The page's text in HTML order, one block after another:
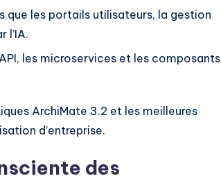
que les portails utilisateurs, la gestion
l’IA.
les microservices et les composants
ArchiMate 3.2 et les meilleures
d’entreprise.
des